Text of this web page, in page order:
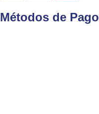
Métodos de Pago